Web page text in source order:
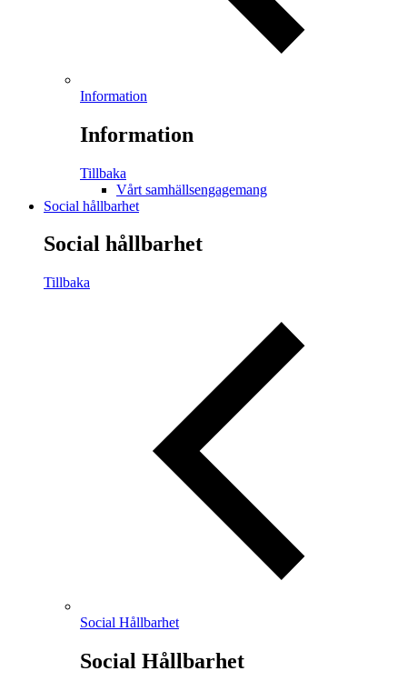
Information
Information
Tillbaka
Vårt samhällsengagemang
Social hållbarhet
Social hållbarhet
Tillbaka
Social Hållbarhet
Social Hållbarhet